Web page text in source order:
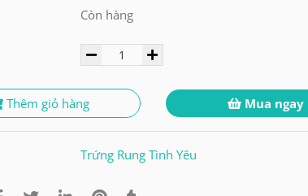
Còn hàng
Thêm giỏ hàng Mua ngay
Trứng Rung Tình Yêu